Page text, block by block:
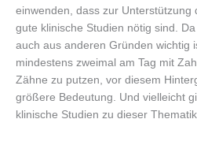
einwenden, dass zur Unterstützung
gute klinische Studien nötig sind.
auch aus anderen Gründen wichtig
mindestens zweimal am Tag mit
Zähne zu putzen, vor diesem
größere Bedeutung. Und vielleicht
klinische Studien zu dieser Thematik.